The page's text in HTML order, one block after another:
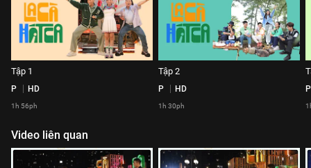
Tập 1
P HD
1h 56ph
Tập 2
P HD
1h 30ph
P
Video liên quan